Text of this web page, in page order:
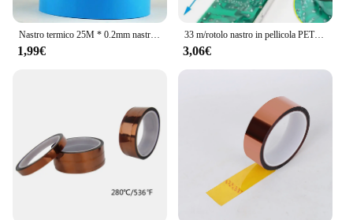
Nastro termico 25M * 0.2mm nastro isolante per dissipazione del calore nastro biadesivo termicamente conduttivo per dissipatore di calore a strisce LED PCB Chip
1,99€
33 m/rotolo nastro in pellicola PET nastro isolante termico ad alta temperatura nastro adesivo isolante in poliimmide protezione della scheda di stampa BGA
3,06€